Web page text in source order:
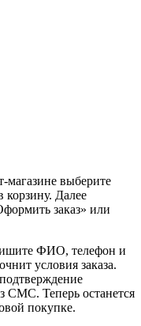
магазине выберите
корзину. Далее
заказ» или
ФИО, телефон и
условия заказа.
СМС. Теперь останется
покупке.